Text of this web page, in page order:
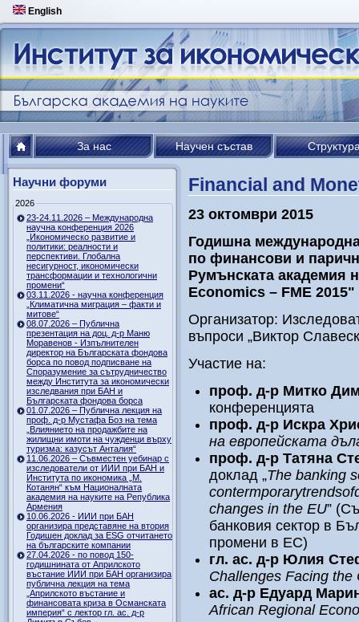
English
За нас Научен състав
Научни форуми
2026
23-24.11.2026 – Международна
научна конференция 2026
„Икономическо развитие и
политики: реалности и
перспективи. Глобална
несигурност, икономически
трансформации и технологични
промени“
03.11.2026 - научна конференция
„Климатична миграция – факти и
митове“
08.07.2026 – Публична
презентация на доц. д-р Маню
Моравенов - Изпълнителен
директор на Българската фондова
борса по повод подписване на
Споразумение за сътрудничество
между Института за икономически
изследвания при БАН и
Българската фондова борса
01.07.2026 – Публична лекция на
проф. д-р Мустафа Боз на тема
„Влиянието на продажбите на
жилищни имоти на чужденци върху
туризма: казусът Анталия“
11.06.2026 – Съвместен уебинар с
изследователи от ИИИ при БАН и
Института по икономика „М.
Котанян“ към Националната
академия на науките на Република
Армения
10.06.2026 - ИИИ при БАН
организира представяне на втория
Годишен доклад за ESG отчитането
на българските компании
27.04.2026 - по повод 150-
годишнината от Априлското
въстание ИИИ при БАН организира
публична лекция на тема
„Априлското въстание и
финансовата криза в Османската
империя“ с лектор гл. ас. д-р
Financial and
23 октомври 2015
Годишна
по финансови и
Румънската академия
Economics – FME 2015"
Организатор:
въпроси „Виктор
Участие на:
проф. д-р Митко
конференцията
проф. д-р Искра
на европейската
проф. д-р Татяна
доклад „The banking
contermporarytrendsof
changes in the EU”
банковия сектор в
промени в ЕС)
гл. ас. д-р Юлия
Challenges Facing
ас. д-р Едуард
African Regional